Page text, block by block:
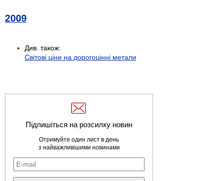
2009
Див. також:
Світові ціни на дорогоцінні метали
Підпишіться на розсилку новин
Отримуйте один лист в день
з найважливішими новинами